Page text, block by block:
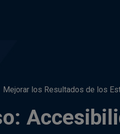
Mejorar los Resultados de los